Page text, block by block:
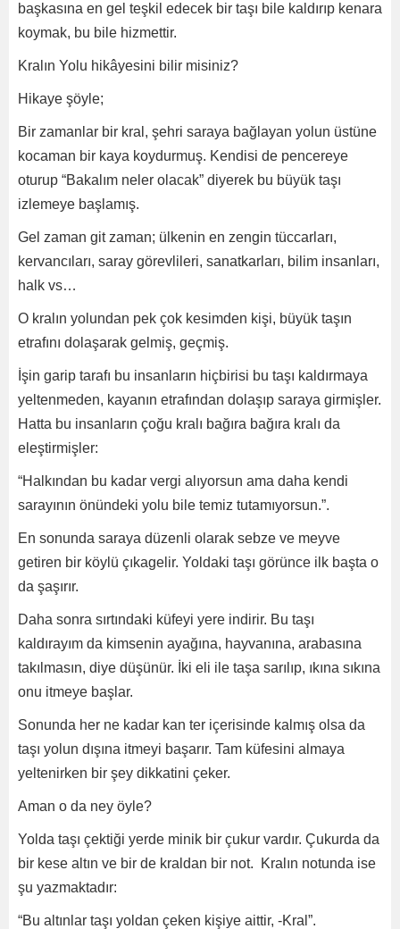
başkasına en gel teşkil edecek bir taşı bile kaldırıp kenara
koymak, bu bile hizmettir.
Kralın Yolu hikâyesini bilir misiniz?
Hikaye şöyle;
Bir zamanlar bir kral, şehri saraya bağlayan yolun üstüne
kocaman bir kaya koydurmuş. Kendisi de pencereye
oturup “Bakalım neler olacak” diyerek bu büyük taşı
izlemeye başlamış.
Gel zaman git zaman; ülkenin en zengin tüccarları,
kervancıları, saray görevlileri, sanatkarları, bilim insanları,
halk vs…
O kralın yolundan pek çok kesimden kişi, büyük taşın
etrafını dolaşarak gelmiş, geçmiş.
İşin garip tarafı bu insanların hiçbirisi bu taşı kaldırmaya
yeltenmeden, kayanın etrafından dolaşıp saraya girmişler.
Hatta bu insanların çoğu kralı bağıra bağıra kralı da
eleştirmişler:
“Halkından bu kadar vergi alıyorsun ama daha kendi
sarayının önündeki yolu bile temiz tutamıyorsun.”.
En sonunda saraya düzenli olarak sebze ve meyve
getiren bir köylü çıkagelir. Yoldaki taşı görünce ilk başta o
da şaşırır.
Daha sonra sırtındaki küfeyi yere indirir. Bu taşı
kaldırayım da kimsenin ayağına, hayvanına, arabasına
takılmasın, diye düşünür. İki eli ile taşa sarılıp, ıkına sıkına
onu itmeye başlar.
Sonunda her ne kadar kan ter içerisinde kalmış olsa da
taşı yolun dışına itmeyi başarır. Tam küfesini almaya
yeltenirken bir şey dikkatini çeker.
Aman o da ney öyle?
Yolda taşı çektiği yerde minik bir çukur vardır. Çukurda da
bir kese altın ve bir de kraldan bir not. Kralın notunda ise
şu yazmaktadır:
“Bu altınlar taşı yoldan çeken kişiye aittir, -Kral”.